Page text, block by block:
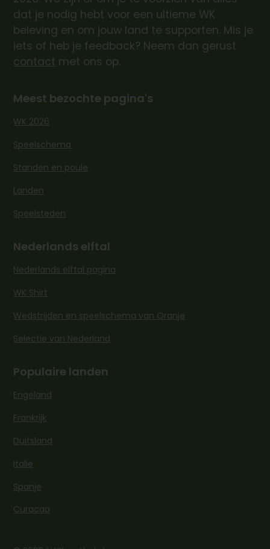
dat je nodig hebt voor een ultieme WK
beleving en om jouw land te supporten. Mis je
iets of heb je feedback? Neem dan gerust
contact met ons op.
Meest bezochte pagina's
WK 2026
Speelschema
Standen en poule
Landen
Speelsteden
Nederlands elftal
Nederlands elftal pagina
WK Shirt
Wedstrijden en speelschema van Oranje
Selectie van Nederland
Populaire landen
Engeland
Frankrijk
Duitsland
Italie
Spanje
Curacao